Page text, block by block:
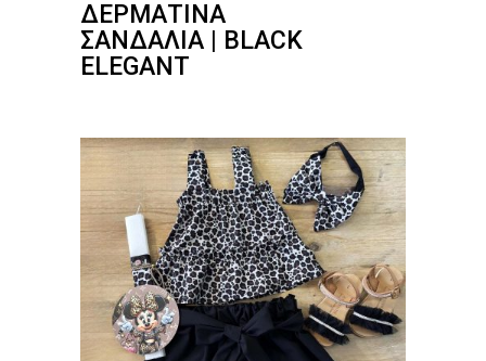
ΔΕΡΜΆΤΙΝΑ
ΣΑΝΔΆΛΙΑ | BLACK
ELEGANT